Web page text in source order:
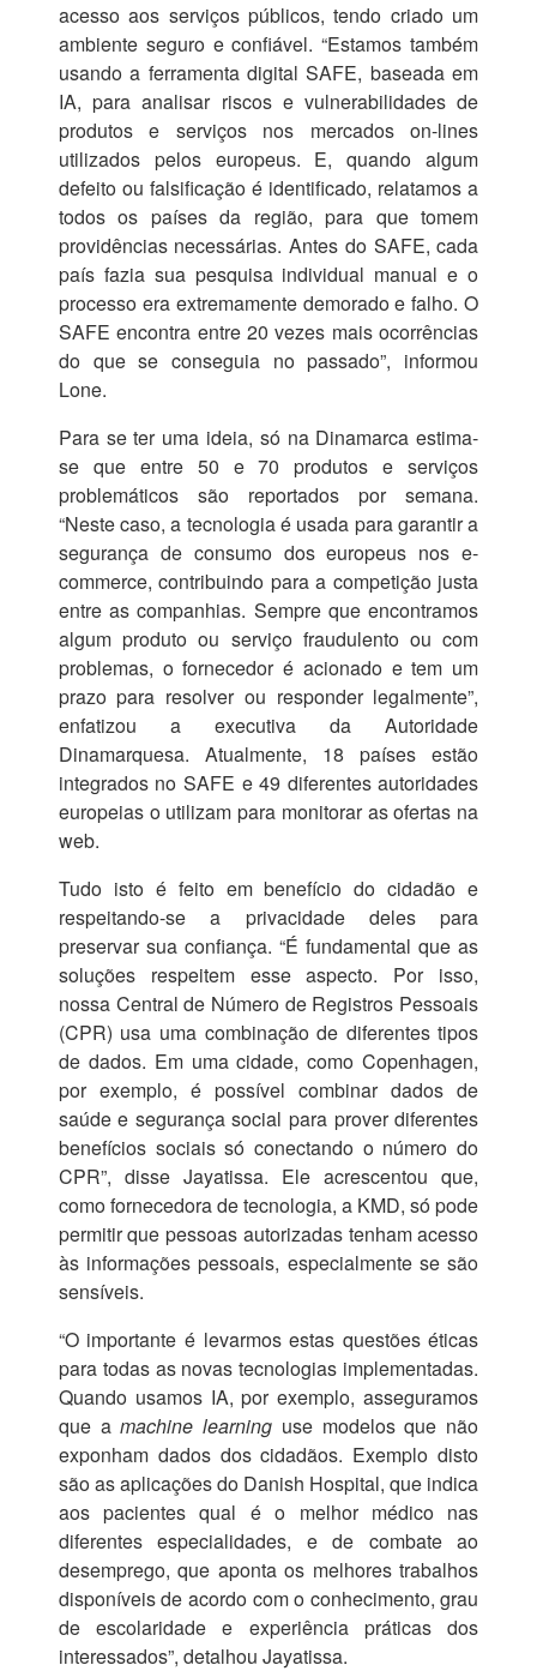
acesso aos serviços públicos, tendo criado um
ambiente seguro e confiável. “Estamos também
usando a ferramenta digital SAFE, baseada em
IA, para analisar riscos e vulnerabilidades de
produtos e serviços nos mercados on-lines
utilizados pelos europeus. E, quando algum
defeito ou falsificação é identificado, relatamos a
todos os países da região, para que tomem
providências necessárias. Antes do SAFE, cada
país fazia sua pesquisa individual manual e o
processo era extremamente demorado e falho. O
SAFE encontra entre 20 vezes mais ocorrências
do que se conseguia no passado”, informou
Lone.
Para se ter uma ideia, só na Dinamarca estima-
se que entre 50 e 70 produtos e serviços
problemáticos são reportados por semana.
“Neste caso, a tecnologia é usada para garantir a
segurança de consumo dos europeus nos e-
commerce, contribuindo para a competição justa
entre as companhias. Sempre que encontramos
algum produto ou serviço fraudulento ou com
problemas, o fornecedor é acionado e tem um
prazo para resolver ou responder legalmente”,
enfatizou a executiva da Autoridade
Dinamarquesa. Atualmente, 18 países estão
integrados no SAFE e 49 diferentes autoridades
europeias o utilizam para monitorar as ofertas na
web.
Tudo isto é feito em benefício do cidadão e
respeitando-se a privacidade deles para
preservar sua confiança. “É fundamental que as
soluções respeitem esse aspecto. Por isso,
nossa Central de Número de Registros Pessoais
(CPR) usa uma combinação de diferentes tipos
de dados. Em uma cidade, como Copenhagen,
por exemplo, é possível combinar dados de
saúde e segurança social para prover diferentes
benefícios sociais só conectando o número do
CPR”, disse Jayatissa. Ele acrescentou que,
como fornecedora de tecnologia, a KMD, só pode
permitir que pessoas autorizadas tenham acesso
às informações pessoais, especialmente se são
sensíveis.
“O importante é levarmos estas questões éticas
para todas as novas tecnologias implementadas.
Quando usamos IA, por exemplo, asseguramos
que amachine learning use modelos que não
exponham dados dos cidadãos. Exemplo disto
são as aplicações do Danish Hospital, que indica
aos pacientes qual é o melhor médico nas
diferentes especialidades, e de combate ao
desemprego, que aponta os melhores trabalhos
disponíveis de acordo com o conhecimento, grau
de escolaridade e experiência práticas dos
interessados”, detalhou Jayatissa.